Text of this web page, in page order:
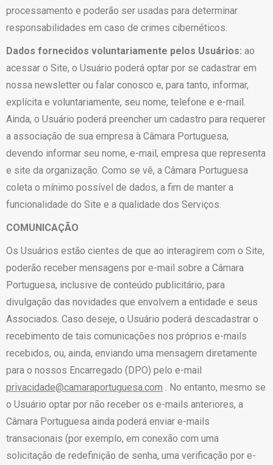
processamento e poderão ser usadas para determinar
responsabilidades em caso de crimes cibernéticos.
Dados fornecidos voluntariamente pelos Usuários: ao
acessar o Site, o Usuário poderá optar por se cadastrar em
nossa newsletter ou falar conosco e, para tanto, informar,
explícita e voluntariamente, seu nome, telefone e e-mail.
Ainda, o Usuário poderá preencher um cadastro para requerer
a associação de sua empresa à Câmara Portuguesa,
devendo informar seu nome, e-mail, empresa que representa
e site da organização. Como se vê, a Câmara Portuguesa
coleta o mínimo possível de dados, a fim de manter a
funcionalidade do Site e a qualidade dos Serviços.
COMUNICAÇÃO
Os Usuários estão cientes de que ao interagirem com o Site,
poderão receber mensagens por e-mail sobre a Câmara
Portuguesa, inclusive de conteúdo publicitário, para
divulgação das novidades que envolvem a entidade e seus
Associados. Caso deseje, o Usuário poderá descadastrar o
recebimento de tais comunicações nos próprios e-mails
recebidos, ou, ainda, enviando uma mensagem diretamente
para o nossos Encarregado (DPO) pelo e-mail
privacidade@camaraportuguesa.com . No entanto, mesmo se
o Usuário optar por não receber os e-mails anteriores, a
Câmara Portuguesa ainda poderá enviar e-mails
transacionais (por exemplo, em conexão com uma
solicitação de redefinição de senha, uma verificação por e-